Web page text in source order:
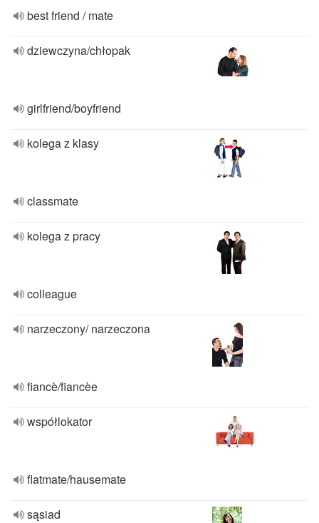
best friend / mate
dziewczyna/chłopak
girlfriend/boyfriend
kolega z klasy
classmate
kolega z pracy
colleague
narzeczony/ narzeczona
fiancè/fiancèe
współlokator
flatmate/hausemate
sąsiad